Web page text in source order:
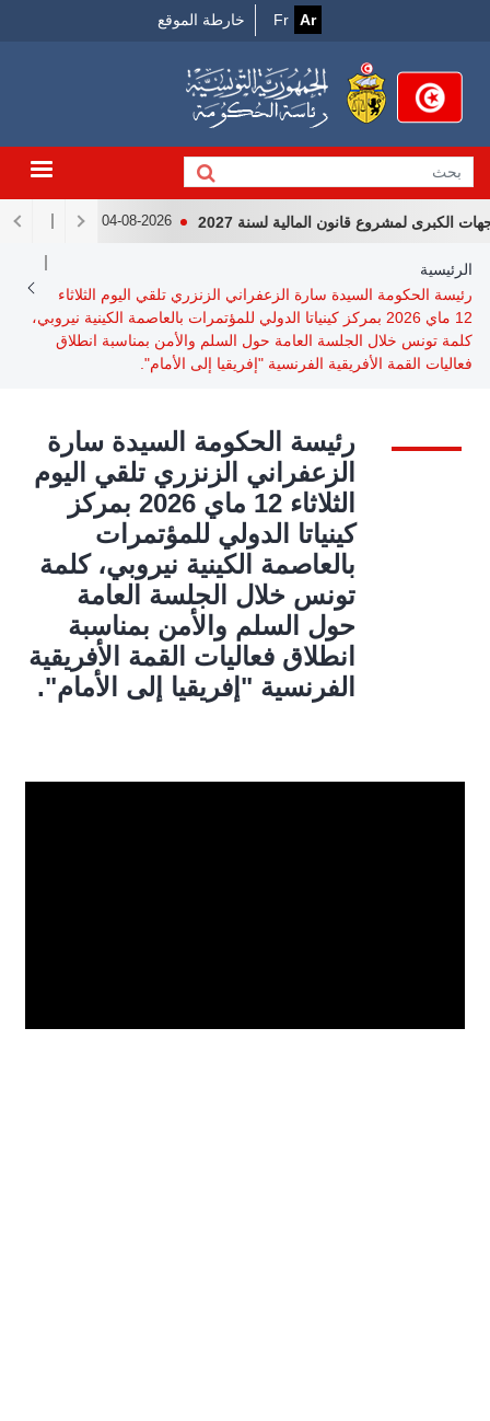
الرئيسي
Fr Ar
Menu
خارطة الموقع
لمشروع قانون المالية لسنة 2027 04-08-2026 لقاء رئيس
Breadcrumb
الرئيسية
رئيسة الحكومة السيدة سارة الزعفراني الزنزري تلقي اليوم الثلاثاء
12 ماي 2026 بمركز كينياتا الدولي للمؤتمرات بالعاصمة الكينية نيروبي،
كلمة تونس خلال الجلسة العامة حول السلم والأمن بمناسبة انطلاق
فعاليات القمة الأفريقية الفرنسية "إفريقيا إلى الأمام".
رئيسة الحكومة السيدة سارة
الزعفراني الزنزري تلقي اليوم
الثلاثاء 12 ماي 2026 بمركز
كينياتا الدولي للمؤتمرات
بالعاصمة الكينية نيروبي، كلمة
تونس خلال الجلسة العامة
حول السلم والأمن بمناسبة
انطلاق فعاليات القمة الأفريقية
الفرنسية "إفريقيا إلى الأمام".